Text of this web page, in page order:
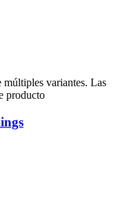
múltiples variantes. Las
producto